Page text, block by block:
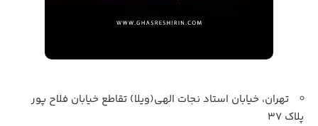
تهران، خیابان استاد نجات الهی(ویلا) تقاطع خیابان فلاح پور
پلاک 37